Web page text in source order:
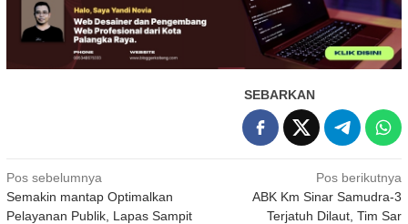
SEBARKAN
Navigasi
pos
Pos sebelumnya
Semakin mantap Optimalkan
Pelayanan Publik, Lapas Sampit
Pos berikutnya
ABK Km Sinar Samudra-3
Terjatuh Dilaut, Tim Sar